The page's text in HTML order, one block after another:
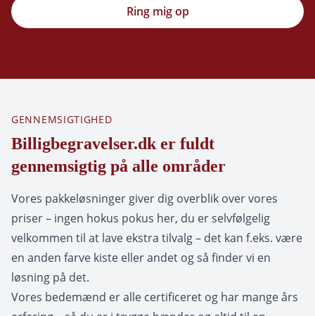
Ring mig op
GENNEMSIGTIGHED
Billigbegravelser.dk er fuldt
gennemsigtig på alle områder
Vores pakkeløsninger giver dig overblik over vores
priser – ingen hokus pokus her, du er selvfølgelig
velkommen til at lave ekstra tilvalg – det kan f.eks. være
en anden farve kiste eller andet og så finder vi en
løsning på det.
Vores bedemænd er alle certificeret og har mange års